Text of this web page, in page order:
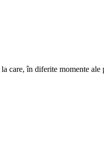
în diferite momente ale